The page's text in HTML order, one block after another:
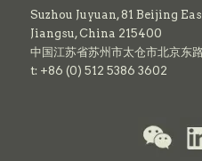
Suzhou Juyuan, 81 Beijing
Jiangsu, China 215400
中国江苏省苏州市太仓市北京东
t: +86 (0) 512 5386 3602